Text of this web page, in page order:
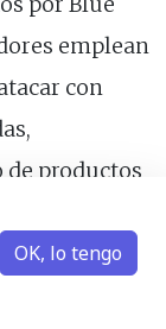
emplean
con
productos
con
reduce
el
OK, lo tengo